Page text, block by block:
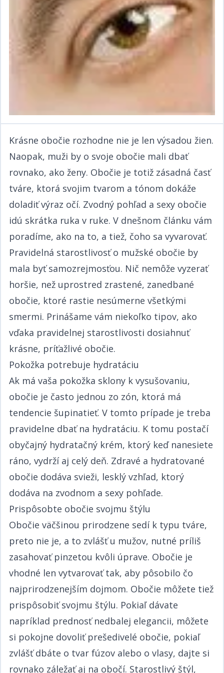
Krásne obočie rozhodne nie je len výsadou žien.
Naopak, muži by o svoje obočie mali dbať
rovnako, ako ženy. Obočie je totiž zásadná časť
tváre, ktorá svojim tvarom a tónom dokáže
doladiť výraz očí. Zvodný pohľad a sexy obočie
idú skrátka ruka v ruke. V dnešnom článku vám
poradíme, ako na to, a tiež, čoho sa vyvarovať.​​​​‌ ‍ ​‍​‍‌‍ ‌ ​‍‌‍‍‌‌‍‌ ‌‍‍‌‌‍ ‍​‍​‍​ ‍‍​‍​‍‌ ​ ‌‍​‌‌‍ ‍‌‍‍‌‌ ‌​‌ ‍‌​‍ ‍‌‍‍‌‌‍ ​‍​‍​‍ ​​‍​‍‌‍‍​‌ ​‍‌‍‌‌‌‍‌‍​‍​‍​ ‍‍​‍​‍‌‍‍​‌ ‌​‌ ‌​‌ ​​​ ‍‍​‍ ​‍ ‌‍ ​‌‍ ‌‍​ ‌‍​‌‌‍ ​‌‍‍​‌‍ ‌ ​ ‌ ‌​​ ‍‍​ ​ ​ ​​​ ​​​ ​​​‍ ‌ ​ ‌ ‌​‌ ‌‌‌‍‌​‌‍‍‌‌‍ ​‍ ‌‍‍‌‌‍ ‍‌ ‌​‌‍‌‌‌‍ ‍‌ ‌​​‍ ‌‍‌‌‌‍‌​‌‍‍‌‌ ‌​​‍ ‌‍ ‌‌‍ ‌‍‌​‌‍‌‌​ ‌‌ ​​‌ ​‍‌‍‌‌‌ ​ ‌‍‌‌‌‍ ‍‌ ‌​‌‍​‌‌ ‌​‌‍‍‌‌‍ ‌‍ ‍​ ‍ ‌‍‍‌‌‍‌​​ ‌‌ ​​‌‍ ‌ ​ ‌ ‌​​‍ ‌​ ​‍​ ‍​​ ‌‍​ ‌​​ ‍​​ ​ ​ ‍ ‌ ‌​‌ ‍‌‌ ​​‌‍‌‌​ ‌‌ ​​‌‍ ‌ ​ ‌ ‌​​ ‍ ‌ ​​‌‍​‌‌ ‌​‌‍‍​​ ‌‌‍​ ‌‍ ‌‍ ‍‌ ‌​‌‍‌‌‌‍ ‍‌ ‌​​‍‌‌​ ‌‌‌​​‍‌‌ ‌‍‍ ‌‍‌‌‌ ‍‌​‍‌‌​ ​ ‌​‌​​‍‌‌​ ​ ‌​‌​​‍‌‌​ ​‍​ ​‍​ ​​​ ​‍​ ‌ ​ ‌‍​ ‌‌‌‍‌‍‌‍​‍‌‍‌‌​ ​ ​ ​ ​ ​ ​ ​​​‍‌‌​ ​‍​ ​‍​‍‌‌​ ‌‌‌​‌​​‍ ‍‌‍​ ‌‍‍​‌‍‍‌‌‍ ​‌‍‌​‌ ​‍‌‍‌‌‌‍ ‍​‍‌‌​ ‌‌‌​​‍‌‌ ‌‍‍ ‌‍‌‌‌ ‍‌​‍‌‌​ ​ ‌​‌​​‍‌‌​ ​ ‌​‌​​‍‌‌​ ​‍​ ​‍​ ​​​ ​‍​ ‌ ​ ‌‍​ ‌‌‌‍‌‍‌‍​‍‌‍‌‌​ ​ ​ ​ ​ ​ ​ ​​​ ​​​‍‌‌​ ​‍​ ​‍​‍‌‌​ ‌‌‌​‌​​‍ ‍‌ ‌​‌‍‌‌‌ ‍​‌ ‌​​ ‌‍​‍‌‍​‌‌ ​ ‌‍‌‌‌‌‌‌‌ ​‍‌‍ ​​ ‌‌‍‍​‌ ‌​‌ ‌​‌ ​​​‍‌‌​ ​ ‌​​‌​‍‌‌​ ​‍‌​‌‍​‍‌‌​ ​‍‌​‌‍‌‍ ​‌‍ ‌‍​ ‌‍​‌‌‍ ​‌‍‍​‌‍ ‌ ​ ‌ ‌​​‍‌‌​ ​ ‌​​‌​ ​ ​ ​​​ ​​​ ​​​‍‌‌​ ​‍‌​‌‍‌ ​ ‌ ‌​‌ ‌‌‌‍‌​‌‍‍‌‌‍ ​‍‌‍‌‍‍‌‌‍‌​​ ‌‌ ​​‌‍ ‌ ​ ‌ ‌​​‍ ‌​ ​‍​ ‍​​ ‌‍​ ‌​​ ‍​​ ​ ​‍‌‍‌ ‌​‌ ‍‌‌ ​​‌‍‌‌​ ‌‌ ​​‌‍ ‌ ​ ‌ ‌​​‍‌‍‌ ​​‌‍​‌‌ ‌​‌‍‍​​ ‌‌‍​ ‌‍ ‌‍ ‍‌ ‌​‌‍‌‌‌‍ ‍‌ ‌​​‍‌‌​ ‌‌‌​​‍‌‌ ‌‍‍ ‌‍‌‌‌ ‍‌​‍‌‌​ ​ ‌​‌​​‍‌‌​ ​ ‌​‌​​‍‌‌​ ​‍​ ​‍​ ​​​ ​‍​ ‌ ​ ‌‍​ ‌‌‌‍‌‍‌‍​‍‌‍‌‌​ ​ ​ ​ ​ ​ ​ ​​​‍‌‌​ ​‍​ ​‍​‍‌‌​ ‌‌‌​‌​​‍ ‍‌‍​ ‌‍‍​‌‍‍‌‌‍ ​‌‍‌​‌ ​‍‌‍‌‌‌‍ ‍​‍‌‌​ ‌‌‌​​‍‌‌ ‌‍‍ ‌‍‌‌‌ ‍‌​‍‌‌​ ​ ‌​‌​​‍‌‌​ ​ ‌​‌​​‍‌‌​ ​‍​ ​‍​ ​​​ ​‍​ ‌ ​ ‌‍​ ‌‌‌‍‌‍‌‍​‍‌‍‌‌​ ​ ​ ​ ​ ​ ​ ​​​ ​​​‍‌‌​ ​‍​ ​‍​‍‌‌​ ‌‌‌​‌​​‍ ‍‌ ‌​‌‍‌‌‌ ‍​‌ ‌​​‍‌‍‌ ​​‌‍‌‌‌ ​‍‌ ​ ‌ ​​‌‍‌‌‌‍​ ‌ ‌​‌‍‍‌‌ ‌‍‌‍‌‌​ ‌‌ ​​‌ ‌‌‌‍​‍‌‍ ​‌‍‍‌‌ ​ ‌‍‍​‌‍‌‌‌‍‌​​‍​‍‌ ‌
Pravidelná starostlivosť o mužské obočie by
mala byť samozrejmosťou. Nič nemôže vyzerať
horšie, než uprostred zrastené, zanedbané
obočie, ktoré rastie nesúmerne všetkými
smermi. Prinášame vám niekoľko tipov, ako
vďaka pravidelnej starostlivosti dosiahnuť
krásne, príťažlivé obočie.​​​​‌ ‍ ​‍​‍‌‍ ‌ ​‍‌‍‍‌‌‍‌ ‌‍‍‌‌‍ ‍​‍​‍​ ‍‍​‍​‍‌ ​ ‌‍​‌‌‍ ‍‌‍‍‌‌ ‌​‌ ‍‌​‍ ‍‌‍‍‌‌‍ ​‍​‍​‍ ​​‍​‍‌‍‍​‌ ​‍‌‍‌‌‌‍‌‍​‍​‍​ ‍‍​‍​‍‌‍‍​‌ ‌​‌ ‌​‌ ​​​ ‍‍​‍ ​‍ ‌‍ ​‌‍ ‌‍​ ‌‍​‌‌‍ ​‌‍‍​‌‍ ‌ ​ ‌ ‌​​ ‍‍​ ​ ​ ​​​ ​​​ ​​​‍ ‌ ​ ‌ ‌​‌ ‌‌‌‍‌​‌‍‍‌‌‍ ​‍ ‌‍‍‌‌‍ ‍‌ ‌​‌‍‌‌‌‍ ‍‌ ‌​​‍ ‌‍‌‌‌‍‌​‌‍‍‌‌ ‌​​‍ ‌‍ ‌‌‍ ‌‍‌​‌‍‌‌​ ‌‌ ​​‌ ​‍‌‍‌‌‌ ​ ‌‍‌‌‌‍ ‍‌ ‌​‌‍​‌‌ ‌​‌‍‍‌‌‍ ‌‍ ‍​ ‍ ‌‍‍‌‌‍‌​​ ‌‌ ​​‌‍ ‌ ​ ‌ ‌​​‍ ‌​ ​‍​ ‍​​ ‌‍​ ‌​​ ‍​​ ​ ​ ‍ ‌ ‌​‌ ‍‌‌ ​​‌‍‌‌​ ‌‌ ​​‌‍ ‌ ​ ‌ ‌​​ ‍ ‌ ​​‌‍​‌‌ ‌​‌‍‍​​ ‌‌‍​ ‌‍ ‌‍ ‍‌ ‌​‌‍‌‌‌‍ ‍‌ ‌​​‍‌‌​ ‌‌‌​​‍‌‌ ‌‍‍ ‌‍‌‌‌ ‍‌​‍‌‌​ ​ ‌​‌​​‍‌‌​ ​ ‌​‌​​‍‌‌​ ​‍​ ​‍‌‍​‌​ ‍​​ ​‌‌‍‌‍​ ​​​ ​ ​ ‍‌‌‍‌​​ ​​‌‍​‌​ ​ ​ ‍​​‍‌‌​ ​‍​ ​‍​‍‌‌​ ‌‌‌​‌​​‍ ‍‌‍​ ‌‍‍​‌‍‍‌‌‍ ​‌‍‌​‌ ​‍‌‍‌‌‌‍ ‍​‍‌‌​ ‌‌‌​​‍‌‌ ‌‍‍ ‌‍‌‌‌ ‍‌​‍‌‌​ ​ ‌​‌​​‍‌‌​ ​ ‌​‌​​‍‌‌​ ​‍​ ​‍‌‍​‌​ ‍​​ ​‌‌‍‌‍​ ​​​ ​ ​ ‍‌‌‍‌​​ ​​‌‍​‌​ ​ ​ ‍​​ ​​​‍‌‌​ ​‍​ ​‍​‍‌‌​ ‌‌‌​‌​​‍ ‍‌ ‌​‌‍‌‌‌ ‍​‌ ‌​​ ‌‍​‍‌‍​‌‌ ​ ‌‍‌‌‌‌‌‌‌ ​‍‌‍ ​​ ‌‌‍‍​‌ ‌​‌ ‌​‌ ​​​‍‌‌​ ​ ‌​​‌​‍‌‌​ ​‍‌​‌‍​‍‌‌​ ​‍‌​‌‍‌‍ ​‌‍ ‌‍​ ‌‍​‌‌‍ ​‌‍‍​‌‍ ‌ ​ ‌ ‌​​‍‌‌​ ​ ‌​​‌​ ​ ​ ​​​ ​​​ ​​​‍‌‌​ ​‍‌​‌‍‌ ​ ‌ ‌​‌ ‌‌‌‍‌​‌‍‍‌‌‍ ​‍‌‍‌‍‍‌‌‍‌​​ ‌‌ ​​‌‍ ‌ ​ ‌ ‌​​‍ ‌​ ​‍​ ‍​​ ‌‍​ ‌​​ ‍​​ ​ ​‍‌‍‌ ‌​‌ ‍‌‌ ​​‌‍‌‌​ ‌‌ ​​‌‍ ‌ ​ ‌ ‌​​‍‌‍‌ ​​‌‍​‌‌ ‌​‌‍‍​​ ‌‌‍​ ‌‍ ‌‍ ‍‌ ‌​‌‍‌‌‌‍ ‍‌ ‌​​‍‌‌​ ‌‌‌​​‍‌‌ ‌‍‍ ‌‍‌‌‌ ‍‌​‍‌‌​ ​ ‌​‌​​‍‌‌​ ​ ‌​‌​​‍‌‌​ ​‍​ ​‍‌‍​‌​ ‍​​ ​‌‌‍‌‍​ ​​​ ​ ​ ‍‌‌‍‌​​ ​​‌‍​‌​ ​ ​ ‍​​‍‌‌​ ​‍​ ​‍​‍‌‌​ ‌‌‌​‌​​‍ ‍‌‍​ ‌‍‍​‌‍‍‌‌‍ ​‌‍‌​‌ ​‍‌‍‌‌‌‍ ‍​‍‌‌​ ‌‌‌​​‍‌‌ ‌‍‍ ‌‍‌‌‌ ‍‌​‍‌‌​ ​ ‌​‌​​‍‌‌​ ​ ‌​‌​​‍‌‌​ ​‍​ ​‍‌‍​‌​ ‍​​ ​‌‌‍‌‍​ ​​​ ​ ​ ‍‌‌‍‌​​ ​​‌‍​‌​ ​ ​ ‍​​ ​​​‍‌‌​ ​‍​ ​‍​‍‌‌​ ‌‌‌​‌​​‍ ‍‌ ‌​‌‍‌‌‌ ‍​‌ ‌​​‍‌‍‌ ​​‌‍‌‌‌ ​‍‌ ​ ‌ ​​‌‍‌‌‌‍​ ‌ ‌​‌‍‍‌‌ ‌‍‌‍‌‌​ ‌‌ ​​‌ ‌‌‌‍​‍‌‍ ​‌‍‍‌‌ ​ ‌‍‍​‌‍‌‌‌‍‌​​‍​‍‌ ‌
Pokožka potrebuje hydratáciu​​​​‌ ‍ ​‍​‍‌‍ ‌ ​‍‌‍‍‌‌‍‌ ‌‍‍‌‌‍ ‍​‍​‍​ ‍‍​‍​‍‌ ​ ‌‍​‌‌‍ ‍‌‍‍‌‌ ‌​‌ ‍‌​‍ ‍‌‍‍‌‌‍ ​‍​‍​‍ ​​‍​‍‌‍‍​‌ ​‍‌‍‌‌‌‍‌‍​‍​‍​ ‍‍​‍​‍‌‍‍​‌ ‌​‌ ‌​‌ ​​​ ‍‍​‍ ​‍ ‌‍ ​‌‍ ‌‍​ ‌‍​‌‌‍ ​‌‍‍​‌‍ ‌ ​ ‌ ‌​​ ‍‍​ ​ ​ ​​​ ​​​ ​​​‍ ‌ ​ ‌ ‌​‌ ‌‌‌‍‌​‌‍‍‌‌‍ ​‍ ‌‍‍‌‌‍ ‍‌ ‌​‌‍‌‌‌‍ ‍‌ ‌​​‍ ‌‍‌‌‌‍‌​‌‍‍‌‌ ‌​​‍ ‌‍ ‌‌‍ ‌‍‌​‌‍‌‌​ ‌‌ ​​‌ ​‍‌‍‌‌‌ ​ ‌‍‌‌‌‍ ‍‌ ‌​‌‍​‌‌ ‌​‌‍‍‌‌‍ ‌‍ ‍​ ‍ ‌‍‍‌‌‍‌​​ ‌‌ ​​‌‍ ‌ ​ ‌ ‌​​‍ ‌​ ​‍​ ‍​​ ‌‍​ ‌​​ ‍​​ ​ ​ ‍ ‌ ‌​‌ ‍‌‌ ​​‌‍‌‌​ ‌‌ ​​‌‍ ‌ ​ ‌ ‌​​ ‍ ‌ ​​‌‍​‌‌ ‌​‌‍‍​​ ‌‌‍​ ‌‍ ‌‍ ‍‌ ‌​‌‍‌‌‌‍ ‍‌ ‌​​‍‌‌​ ‌‌‌​​‍‌‌ ‌‍‍ ‌‍‌‌‌ ‍‌​‍‌‌​ ​ ‌​‌​​‍‌‌​ ​ ‌​‌​​‍‌‌​ ​‍​ ​‍​ ​‍​ ​ ​ ​‌​ ​​​ ‍​​ ​‌‌‍​ ​ ​​‌‍‌‍​ ‍​​ ​‌​ ‌‌​‍‌‌​ ​‍​ ​‍​‍‌‌​ ‌‌‌​‌​​‍ ‍‌‍​ ‌‍‍​‌‍‍‌‌‍ ​‌‍‌​‌ ​‍‌‍‌‌‌‍ ‍​‍‌‌​ ‌‌‌​​‍‌‌ ‌‍‍ ‌‍‌‌‌ ‍‌​‍‌‌​ ​ ‌​‌​​‍‌‌​ ​ ‌​‌​​‍‌‌​ ​‍​ ​‍​ ​‍​ ​ ​ ​‌​ ​​​ ‍​​ ​‌‌‍​ ​ ​​‌‍‌‍​ ‍​​ ​‌​ ‌‌​ ​​​‍‌‌​ ​‍​ ​‍​‍‌‌​ ‌‌‌​‌​​‍ ‍‌ ‌​‌‍‌‌‌ ‍​‌ ‌​​ ‌‍​‍‌‍​‌‌ ​ ‌‍‌‌‌‌‌‌‌ ​‍‌‍ ​​ ‌‌‍‍​‌ ‌​‌ ‌​‌ ​​​‍‌‌​ ​ ‌​​‌​‍‌‌​ ​‍‌​‌‍​‍‌‌​ ​‍‌​‌‍‌‍ ​‌‍ ‌‍​ ‌‍​‌‌‍ ​‌‍‍​‌‍ ‌ ​ ‌ ‌​​‍‌‌​ ​ ‌​​‌​ ​ ​ ​​​ ​​​ ​​​‍‌‌​ ​‍‌​‌‍‌ ​ ‌ ‌​‌ ‌‌‌‍‌​‌‍‍‌‌‍ ​‍‌‍‌‍‍‌‌‍‌​​ ‌‌ ​​‌‍ ‌ ​ ‌ ‌​​‍ ‌​ ​‍​ ‍​​ ‌‍​ ‌​​ ‍​​ ​ ​‍‌‍‌ ‌​‌ ‍‌‌ ​​‌‍‌‌​ ‌‌ ​​‌‍ ‌ ​ ‌ ‌​​‍‌‍‌ ​​‌‍​‌‌ ‌​‌‍‍​​ ‌‌‍​ ‌‍ ‌‍ ‍‌ ‌​‌‍‌‌‌‍ ‍‌ ‌​​‍‌‌​ ‌‌‌​​‍‌‌ ‌‍‍ ‌‍‌‌‌ ‍‌​‍‌‌​ ​ ‌​‌​​‍‌‌​ ​ ‌​‌​​‍‌‌​ ​‍​ ​‍​ ​‍​ ​ ​ ​‌​ ​​​ ‍​​ ​‌‌‍​ ​ ​​‌‍‌‍​ ‍​​ ​‌​ ‌‌​‍‌‌​ ​‍​ ​‍​‍‌‌​ ‌‌‌​‌​​‍ ‍‌‍​ ‌‍‍​‌‍‍‌‌‍ ​‌‍‌​‌ ​‍‌‍‌‌‌‍ ‍​‍‌‌​ ‌‌‌​​‍‌‌ ‌‍‍ ‌‍‌‌‌ ‍‌​‍‌‌​ ​ ‌​‌​​‍‌‌​ ​ ‌​‌​​‍‌‌​ ​‍​ ​‍​ ​‍​ ​ ​ ​‌​ ​​​ ‍​​ ​‌‌‍​ ​ ​​‌‍‌‍​ ‍​​ ​‌​ ‌‌​ ​​​‍‌‌​ ​‍​ ​‍​‍‌‌​ ‌‌‌​‌​​‍ ‍‌ ‌​‌‍‌‌‌ ‍​‌ ‌​​‍‌‍‌ ​​‌‍‌‌‌ ​‍‌ ​ ‌ ​​‌‍‌‌‌‍​ ‌ ‌​‌‍‍‌‌ ‌‍‌‍‌‌​ ‌‌ ​​‌ ‌‌‌‍​‍‌‍ ​‌‍‍‌‌ ​ ‌‍‍​‌‍‌‌‌‍‌​​‍​‍‌ ‌
Ak má vaša pokožka sklony k vysušovaniu,
obočie je často jednou zo zón, ktorá má
tendencie šupinatieť. V tomto prípade je treba
pravidelne dbať na hydratáciu. K tomu postačí
obyčajný hydratačný krém, ktorý keď nanesiete
ráno, vydrží aj celý deň. Zdravé a hydratované
obočie dodáva svieži, lesklý vzhľad, ktorý
dodáva na zvodnom a sexy pohľade.​​​​‌ ‍ ​‍​‍‌‍ ‌ ​‍‌‍‍‌‌‍‌ ‌‍‍‌‌‍ ‍​‍​‍​ ‍‍​‍​‍‌ ​ ‌‍​‌‌‍ ‍‌‍‍‌‌ ‌​‌ ‍‌​‍ ‍‌‍‍‌‌‍ ​‍​‍​‍ ​​‍​‍‌‍‍​‌ ​‍‌‍‌‌‌‍‌‍​‍​‍​ ‍‍​‍​‍‌‍‍​‌ ‌​‌ ‌​‌ ​​​ ‍‍​‍ ​‍ ‌‍ ​‌‍ ‌‍​ ‌‍​‌‌‍ ​‌‍‍​‌‍ ‌ ​ ‌ ‌​​ ‍‍​ ​ ​ ​​​ ​​​ ​​​‍ ‌ ​ ‌ ‌​‌ ‌‌‌‍‌​‌‍‍‌‌‍ ​‍ ‌‍‍‌‌‍ ‍‌ ‌​‌‍‌‌‌‍ ‍‌ ‌​​‍ ‌‍‌‌‌‍‌​‌‍‍‌‌ ‌​​‍ ‌‍ ‌‌‍ ‌‍‌​‌‍‌‌​ ‌‌ ​​‌ ​‍‌‍‌‌‌ ​ ‌‍‌‌‌‍ ‍‌ ‌​‌‍​‌‌ ‌​‌‍‍‌‌‍ ‌‍ ‍​ ‍ ‌‍‍‌‌‍‌​​ ‌‌ ​​‌‍ ‌ ​ ‌ ‌​​‍ ‌​ ​‍​ ‍​​ ‌‍​ ‌​​ ‍​​ ​ ​ ‍ ‌ ‌​‌ ‍‌‌ ​​‌‍‌‌​ ‌‌ ​​‌‍ ‌ ​ ‌ ‌​​ ‍ ‌ ​​‌‍​‌‌ ‌​‌‍‍​​ ‌‌‍​ ‌‍ ‌‍ ‍‌ ‌​‌‍‌‌‌‍ ‍‌ ‌​​‍‌‌​ ‌‌‌​​‍‌‌ ‌‍‍ ‌‍‌‌‌ ‍‌​‍‌‌​ ​ ‌​‌​​‍‌‌​ ​ ‌​‌​​‍‌‌​ ​‍​ ​‍​ ‌‍​ ‍​​ ‍​‌‍​‌​ ​ ​ ​‍‌‍‌​​ ‌ ​ ​‍‌‍​ ‌‍​‍​ ​​​‍‌‌​ ​‍​ ​‍​‍‌‌​ ‌‌‌​‌​​‍ ‍‌‍​ ‌‍‍​‌‍‍‌‌‍ ​‌‍‌​‌ ​‍‌‍‌‌‌‍ ‍​‍‌‌​ ‌‌‌​​‍‌‌ ‌‍‍ ‌‍‌‌‌ ‍‌​‍‌‌​ ​ ‌​‌​​‍‌‌​ ​ ‌​‌​​‍‌‌​ ​‍​ ​‍​ ‌‍​ ‍​​ ‍​‌‍​‌​ ​ ​ ​‍‌‍‌​​ ‌ ​ ​‍‌‍​ ‌‍​‍​ ​​​ ​​​‍‌‌​ ​‍​ ​‍​‍‌‌​ ‌‌‌​‌​​‍ ‍‌ ‌​‌‍‌‌‌ ‍​‌ ‌​​ ‌‍​‍‌‍​‌‌ ​ ‌‍‌‌‌‌‌‌‌ ​‍‌‍ ​​ ‌‌‍‍​‌ ‌​‌ ‌​‌ ​​​‍‌‌​ ​ ‌​​‌​‍‌‌​ ​‍‌​‌‍​‍‌‌​ ​‍‌​‌‍‌‍ ​‌‍ ‌‍​ ‌‍​‌‌‍ ​‌‍‍​‌‍ ‌ ​ ‌ ‌​​‍‌‌​ ​ ‌​​‌​ ​ ​ ​​​ ​​​ ​​​‍‌‌​ ​‍‌​‌‍‌ ​ ‌ ‌​‌ ‌‌‌‍‌​‌‍‍‌‌‍ ​‍‌‍‌‍‍‌‌‍‌​​ ‌‌ ​​‌‍ ‌ ​ ‌ ‌​​‍ ‌​ ​‍​ ‍​​ ‌‍​ ‌​​ ‍​​ ​ ​‍‌‍‌ ‌​‌ ‍‌‌ ​​‌‍‌‌​ ‌‌ ​​‌‍ ‌ ​ ‌ ‌​​‍‌‍‌ ​​‌‍​‌‌ ‌​‌‍‍​​ ‌‌‍​ ‌‍ ‌‍ ‍‌ ‌​‌‍‌‌‌‍ ‍‌ ‌​​‍‌‌​ ‌‌‌​​‍‌‌ ‌‍‍ ‌‍‌‌‌ ‍‌​‍‌‌​ ​ ‌​‌​​‍‌‌​ ​ ‌​‌​​‍‌‌​ ​‍​ ​‍​ ‌‍​ ‍​​ ‍​‌‍​‌​ ​ ​ ​‍‌‍‌​​ ‌ ​ ​‍‌‍​ ‌‍​‍​ ​​​‍‌‌​ ​‍​ ​‍​‍‌‌​ ‌‌‌​‌​​‍ ‍‌‍​ ‌‍‍​‌‍‍‌‌‍ ​‌‍‌​‌ ​‍‌‍‌‌‌‍ ‍​‍‌‌​ ‌‌‌​​‍‌‌ ‌‍‍ ‌‍‌‌‌ ‍‌​‍‌‌​ ​ ‌​‌​​‍‌‌​ ​ ‌​‌​​‍‌‌​ ​‍​ ​‍​ ‌‍​ ‍​​ ‍​‌‍​‌​ ​ ​ ​‍‌‍‌​​ ‌ ​ ​‍‌‍​ ‌‍​‍​ ​​​ ​​​‍‌‌​ ​‍​ ​‍​‍‌‌​ ‌‌‌​‌​​‍ ‍‌ ‌​‌‍‌‌‌ ‍​‌ ‌​​‍‌‍‌ ​​‌‍‌‌‌ ​‍‌ ​ ‌ ​​‌‍‌‌‌‍​ ‌ ‌​‌‍‍‌‌ ‌‍‌‍‌‌​ ‌‌ ​​‌ ‌‌‌‍​‍‌‍ ​‌‍‍‌‌ ​ ‌‍‍​‌‍‌‌‌‍‌​​‍​‍‌ ‌
Prispôsobte obočie svojmu štýlu​​​​‌ ‍ ​‍​‍‌‍ ‌ ​‍‌‍‍‌‌‍‌ ‌‍‍‌‌‍ ‍​‍​‍​ ‍‍​‍​‍‌ ​ ‌‍​‌‌‍ ‍‌‍‍‌‌ ‌​‌ ‍‌​‍ ‍‌‍‍‌‌‍ ​‍​‍​‍ ​​‍​‍‌‍‍​‌ ​‍‌‍‌‌‌‍‌‍​‍​‍​ ‍‍​‍​‍‌‍‍​‌ ‌​‌ ‌​‌ ​​​ ‍‍​‍ ​‍ ‌‍ ​‌‍ ‌‍​ ‌‍​‌‌‍ ​‌‍‍​‌‍ ‌ ​ ‌ ‌​​ ‍‍​ ​ ​ ​​​ ​​​ ​​​‍ ‌ ​ ‌ ‌​‌ ‌‌‌‍‌​‌‍‍‌‌‍ ​‍ ‌‍‍‌‌‍ ‍‌ ‌​‌‍‌‌‌‍ ‍‌ ‌​​‍ ‌‍‌‌‌‍‌​‌‍‍‌‌ ‌​​‍ ‌‍ ‌‌‍ ‌‍‌​‌‍‌‌​ ‌‌ ​​‌ ​‍‌‍‌‌‌ ​ ‌‍‌‌‌‍ ‍‌ ‌​‌‍​‌‌ ‌​‌‍‍‌‌‍ ‌‍ ‍​ ‍ ‌‍‍‌‌‍‌​​ ‌‌ ​​‌‍ ‌ ​ ‌ ‌​​‍ ‌​ ​‍​ ‍​​ ‌‍​ ‌​​ ‍​​ ​ ​ ‍ ‌ ‌​‌ ‍‌‌ ​​‌‍‌‌​ ‌‌ ​​‌‍ ‌ ​ ‌ ‌​​ ‍ ‌ ​​‌‍​‌‌ ‌​‌‍‍​​ ‌‌‍​ ‌‍ ‌‍ ‍‌ ‌​‌‍‌‌‌‍ ‍‌ ‌​​‍‌‌​ ‌‌‌​​‍‌‌ ‌‍‍ ‌‍‌‌‌ ‍‌​‍‌‌​ ​ ‌​‌​​‍‌‌​ ​ ‌​‌​​‍‌‌​ ​‍​ ​‍​ ‍​​ ​‍​ ​‌​ ​‌​ ‍‌‌‍‌‌​ ‌ ‌‍​‌‌‍‌​​ ‌​​ ‍​​ ‌‍​‍‌‌​ ​‍​ ​‍​‍‌‌​ ‌‌‌​‌​​‍ ‍‌‍​ ‌‍‍​‌‍‍‌‌‍ ​‌‍‌​‌ ​‍‌‍‌‌‌‍ ‍​‍‌‌​ ‌‌‌​​‍‌‌ ‌‍‍ ‌‍‌‌‌ ‍‌​‍‌‌​ ​ ‌​‌​​‍‌‌​ ​ ‌​‌​​‍‌‌​ ​‍​ ​‍​ ‍​​ ​‍​ ​‌​ ​‌​ ‍‌‌‍‌‌​ ‌ ‌‍​‌‌‍‌​​ ‌​​ ‍​​ ‌‍​ ​​​‍‌‌​ ​‍​ ​‍​‍‌‌​ ‌‌‌​‌​​‍ ‍‌ ‌​‌‍‌‌‌ ‍​‌ ‌​​ ‌‍​‍‌‍​‌‌ ​ ‌‍‌‌‌‌‌‌‌ ​‍‌‍ ​​ ‌‌‍‍​‌ ‌​‌ ‌​‌ ​​​‍‌‌​ ​ ‌​​‌​‍‌‌​ ​‍‌​‌‍​‍‌‌​ ​‍‌​‌‍‌‍ ​‌‍ ‌‍​ ‌‍​‌‌‍ ​‌‍‍​‌‍ ‌ ​ ‌ ‌​​‍‌‌​ ​ ‌​​‌​ ​ ​ ​​​ ​​​ ​​​‍‌‌​ ​‍‌​‌‍‌ ​ ‌ ‌​‌ ‌‌‌‍‌​‌‍‍‌‌‍ ​‍‌‍‌‍‍‌‌‍‌​​ ‌‌ ​​‌‍ ‌ ​ ‌ ‌​​‍ ‌​ ​‍​ ‍​​ ‌‍​ ‌​​ ‍​​ ​ ​‍‌‍‌ ‌​‌ ‍‌‌ ​​‌‍‌‌​ ‌‌ ​​‌‍ ‌ ​ ‌ ‌​​‍‌‍‌ ​​‌‍​‌‌ ‌​‌‍‍​​ ‌‌‍​ ‌‍ ‌‍ ‍‌ ‌​‌‍‌‌‌‍ ‍‌ ‌​​‍‌‌​ ‌‌‌​​‍‌‌ ‌‍‍ ‌‍‌‌‌ ‍‌​‍‌‌​ ​ ‌​‌​​‍‌‌​ ​ ‌​‌​​‍‌‌​ ​‍​ ​‍​ ‍​​ ​‍​ ​‌​ ​‌​ ‍‌‌‍‌‌​ ‌ ‌‍​‌‌‍‌​​ ‌​​ ‍​​ ‌‍​‍‌‌​ ​‍​ ​‍​‍‌‌​ ‌‌‌​‌​​‍ ‍‌‍​ ‌‍‍​‌‍‍‌‌‍ ​‌‍‌​‌ ​‍‌‍‌‌‌‍ ‍​‍‌‌​ ‌‌‌​​‍‌‌ ‌‍‍ ‌‍‌‌‌ ‍‌​‍‌‌​ ​ ‌​‌​​‍‌‌​ ​ ‌​‌​​‍‌‌​ ​‍​ ​‍​ ‍​​ ​‍​ ​‌​ ​‌​ ‍‌‌‍‌‌​ ‌ ‌‍​‌‌‍‌​​ ‌​​ ‍​​ ‌‍​ ​​​‍‌‌​ ​‍​ ​‍​‍‌‌​ ‌‌‌​‌​​‍ ‍‌ ‌​‌‍‌‌‌ ‍​‌ ‌​​‍‌‍‌ ​​‌‍‌‌‌ ​‍‌ ​ ‌ ​​‌‍‌‌‌‍​ ‌ ‌​‌‍‍‌‌ ‌‍‌‍‌‌​ ‌‌ ​​‌ ‌‌‌‍​‍‌‍ ​‌‍‍‌‌ ​ ‌‍‍​‌‍‌‌‌‍‌​​‍​‍‌ ‌
Obočie väčšinou prirodzene sedí k typu tváre,
preto nie je, a to zvlášť u mužov, nutné príliš
zasahovať pinzetou kvôli úprave. Obočie je
vhodné len vytvarovať tak, aby pôsobilo čo
najprirodzenejším dojmom. Obočie môžete tiež
prispôsobiť svojmu štýlu. Pokiaľ dávate
napríklad prednosť nedbalej elegancii, môžete
si pokojne dovoliť prešedivelé obočie, pokiaľ
zvlášť dbáte o tvar fúzov alebo o vlasy, dajte si
rovnako záležať aj na obočí. Starostlivý štýl,